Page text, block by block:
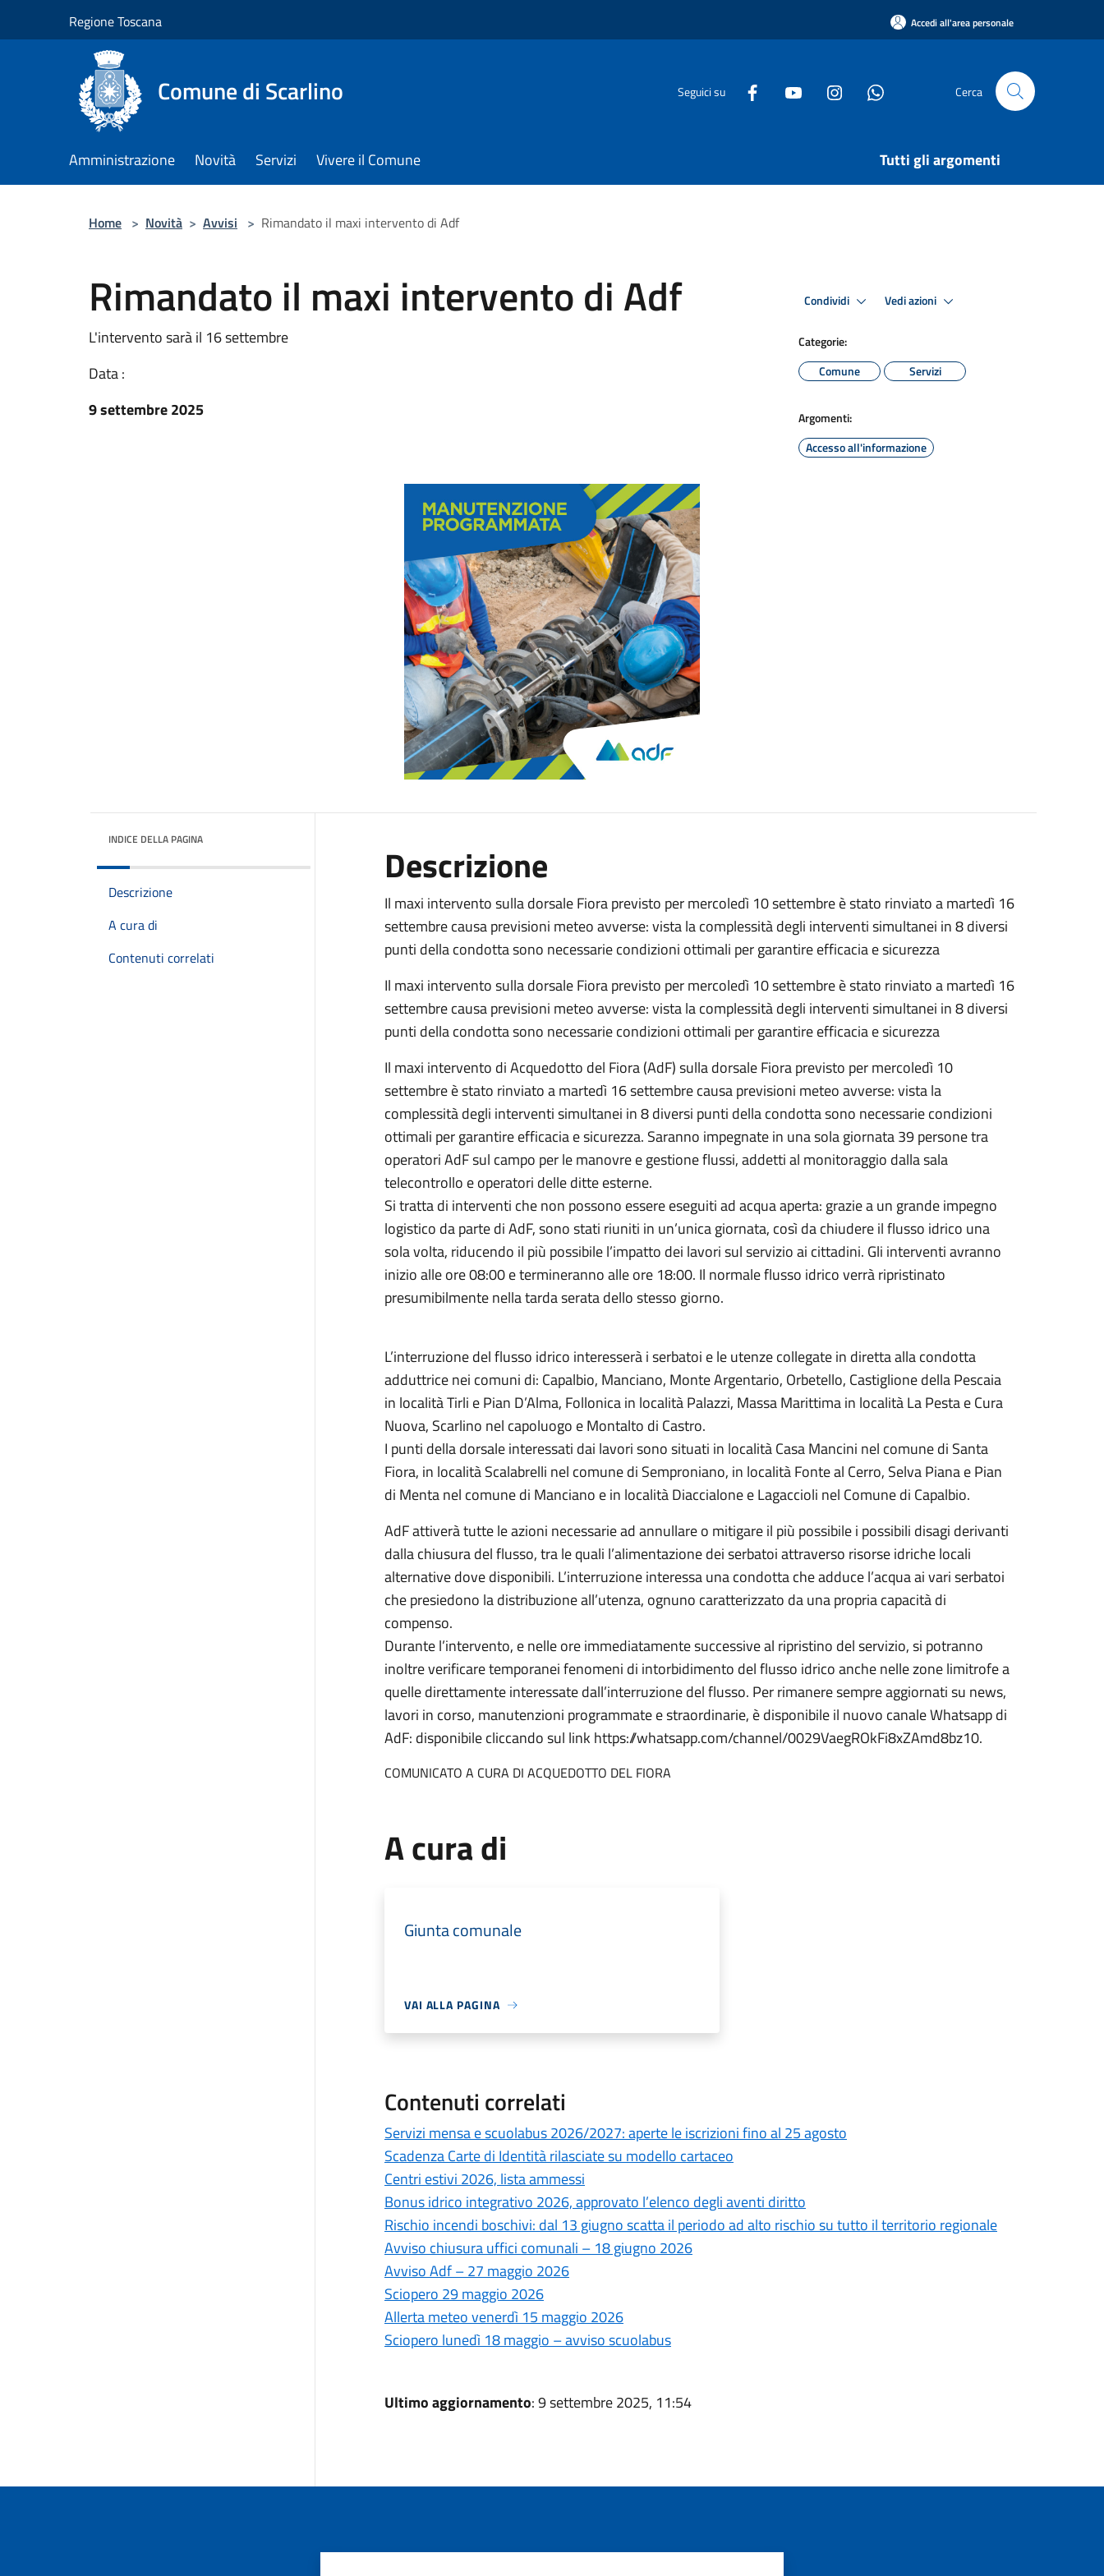
Regione Toscana Accedi all'area personale
Comune di Scarlino Seguici su Cerca
Amministrazione Novità Servizi Vivere il Comune Tutti gli argomenti
Home > Novità > Avvisi > Rimandato il maxi intervento di Adf
Rimandato il maxi intervento di Adf
L'intervento sarà il 16 settembre
Data :
9 settembre 2025
Condividi Vedi azioni
Categorie:
Comune
Servizi
Argomenti:
Accesso all'informazione
INDICE DELLA PAGINA
Descrizione
A cura di
Contenuti correlati
Descrizione
Il maxi intervento sulla dorsale Fiora previsto per mercoledì 10 settembre è stato rinviato a martedì 16
settembre causa previsioni meteo avverse: vista la complessità degli interventi simultanei in 8 diversi
punti della condotta sono necessarie condizioni ottimali per garantire efficacia e sicurezza
Il maxi intervento sulla dorsale Fiora previsto per mercoledì 10 settembre è stato rinviato a martedì 16
settembre causa previsioni meteo avverse: vista la complessità degli interventi simultanei in 8 diversi
punti della condotta sono necessarie condizioni ottimali per garantire efficacia e sicurezza
Il maxi intervento di Acquedotto del Fiora (AdF) sulla dorsale Fiora previsto per mercoledì 10
settembre è stato rinviato a martedì 16 settembre causa previsioni meteo avverse: vista la
complessità degli interventi simultanei in 8 diversi punti della condotta sono necessarie condizioni
ottimali per garantire efficacia e sicurezza. Saranno impegnate in una sola giornata 39 persone tra
operatori AdF sul campo per le manovre e gestione flussi, addetti al monitoraggio dalla sala
telecontrollo e operatori delle ditte esterne.
Si tratta di interventi che non possono essere eseguiti ad acqua aperta: grazie a un grande impegno
logistico da parte di AdF, sono stati riuniti in un’unica giornata, così da chiudere il flusso idrico una
sola volta, riducendo il più possibile l’impatto dei lavori sul servizio ai cittadini. Gli interventi avranno
inizio alle ore 08:00 e termineranno alle ore 18:00. Il normale flusso idrico verrà ripristinato
presumibilmente nella tarda serata dello stesso giorno.
L’interruzione del flusso idrico interesserà i serbatoi e le utenze collegate in diretta alla condotta
adduttrice nei comuni di: Capalbio, Manciano, Monte Argentario, Orbetello, Castiglione della Pescaia
in località Tirli e Pian D’Alma, Follonica in località Palazzi, Massa Marittima in località La Pesta e Cura
Nuova, Scarlino nel capoluogo e Montalto di Castro.
I punti della dorsale interessati dai lavori sono situati in località Casa Mancini nel comune di Santa
Fiora, in località Scalabrelli nel comune di Semproniano, in località Fonte al Cerro, Selva Piana e Pian
di Menta nel comune di Manciano e in località Diaccialone e Lagaccioli nel Comune di Capalbio.
AdF attiverà tutte le azioni necessarie ad annullare o mitigare il più possibile i possibili disagi derivanti
dalla chiusura del flusso, tra le quali l’alimentazione dei serbatoi attraverso risorse idriche locali
alternative dove disponibili. L’interruzione interessa una condotta che adduce l’acqua ai vari serbatoi
che presiedono la distribuzione all’utenza, ognuno caratterizzato da una propria capacità di
compenso.
Durante l’intervento, e nelle ore immediatamente successive al ripristino del servizio, si potranno
inoltre verificare temporanei fenomeni di intorbidimento del flusso idrico anche nelle zone limitrofe a
quelle direttamente interessate dall’interruzione del flusso. Per rimanere sempre aggiornati su news,
lavori in corso, manutenzioni programmate e straordinarie, è disponibile il nuovo canale Whatsapp di
AdF: disponibile cliccando sul link https://whatsapp.com/channel/0029VaegROkFi8xZAmd8bz10.
COMUNICATO A CURA DI ACQUEDOTTO DEL FIORA
A cura di
Giunta comunale
VAI ALLA PAGINA
Contenuti correlati
Servizi mensa e scuolabus 2026/2027: aperte le iscrizioni fino al 25 agosto
Scadenza Carte di Identità rilasciate su modello cartaceo
Centri estivi 2026, lista ammessi
Bonus idrico integrativo 2026, approvato l’elenco degli aventi diritto
Rischio incendi boschivi: dal 13 giugno scatta il periodo ad alto rischio su tutto il territorio regionale
Avviso chiusura uffici comunali – 18 giugno 2026
Avviso Adf – 27 maggio 2026
Sciopero 29 maggio 2026
Allerta meteo venerdì 15 maggio 2026
Sciopero lunedì 18 maggio – avviso scuolabus
Ultimo aggiornamento: 9 settembre 2025, 11:54